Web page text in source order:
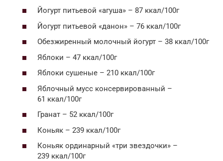
Йогурт питьевой «агуша» – 87 ккал/100г
Йогурт питьевой «данон» – 76 ккал/100г
Обезжиренный молочный йогурт – 38 ккал/100г
Яблоки – 47 ккал/100г
Яблоки сушеные – 210 ккал/100г
Яблочный мусс консервированный –
61 ккал/100г
Гранат – 52 ккал/100г
Коньяк – 239 ккал/100г
Коньяк ординарный «три звездочки» –
239 ккал/100г